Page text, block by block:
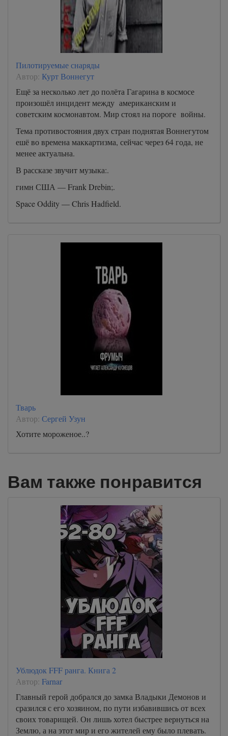
Пилотируемые снаряды
Автор: Курт Воннегут
Ещё за несколько лет до полёта Гагарина в космосе
произошёл инцидент между американским и
советским космонавтом. Мир стоял на пороге войны.
Тема противостояния двух стран поднятая Воннегутом
ешё во времена маккартизма, сейчас через 64 года, не
менее актуальна.
В рассказе звучит музыка:.
гимн США — Frank Drebin;.
Space Oddity — Chris Hadfield.
Тварь
Автор: Сергей Узун
Хотите мороженое..?
Вам также понравится
Ублюдок FFF ранга. Книга 2
Автор: Farnar
Главный герой добрался до замка Владыки Демонов и
сразился с его хозяином, по пути избавившись от всех
своих товарищей. Он лишь хотел быстрее вернуться на
Землю, а на этот мир и его жителей ему было плевать.